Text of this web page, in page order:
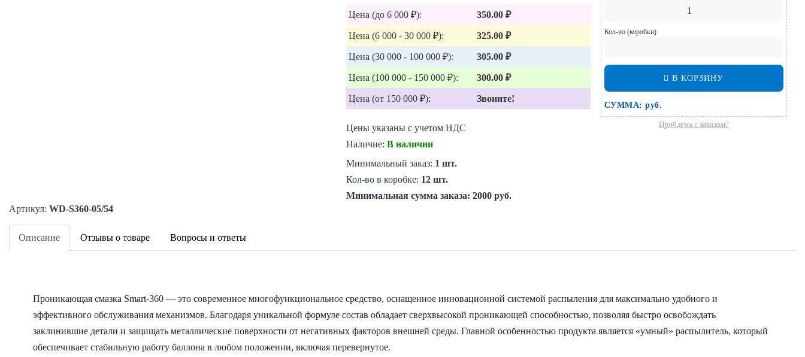
Цена (до 6 000 ₽): 350.00 ₽
Цена (6 000 - 30 000 ₽): 325.00 ₽
Цена (30 000 - 100 000 ₽): 305.00 ₽
Цена (100 000 - 150 000 ₽): 300.00 ₽
Цена (от 150 000 ₽): Звоните!
Цены указаны с учетом НДС
Наличие: В наличии
Минимальный заказ: 1 шт.
Кол-во в коробке: 12 шт.
Минимальная сумма заказа: 2000 руб.
Кол-во (коробки)
В КОРЗИНУ
СУММА: руб.
Проблема с заказом?
Артикул: WD-S360-05/54
Описание Отзывы о товаре Вопросы и ответы
Проникающая смазка Smart-360 — это современное многофункциональное средство, оснащенное инновационной системой распыления для максимально удобного и
эффективного обслуживания механизмов. Благодаря уникальной формуле состав обладает сверхвысокой проникающей способностью, позволяя быстро освобождать
заклинившие детали и защищать металлические поверхности от негативных факторов внешней среды. Главной особенностью продукта является «умный» распылитель, который
обеспечивает стабильную работу баллона в любом положении, включая перевернутое.